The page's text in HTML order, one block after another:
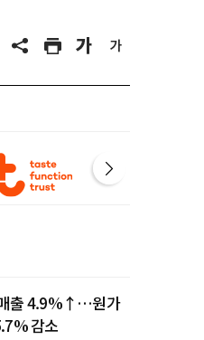
강릉 26˚C
제주 28˚C
매출 4.9%↑…원가
감소